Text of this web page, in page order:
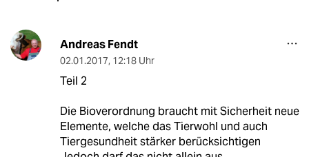
Andreas Fendt
02.01.2017, 12:18 Uhr
Teil 2
Die Bioverordnung braucht mit Sicherheit neue
Elemente, welche das Tierwohl und auch
Tiergesundheit stärker berücksichtigen